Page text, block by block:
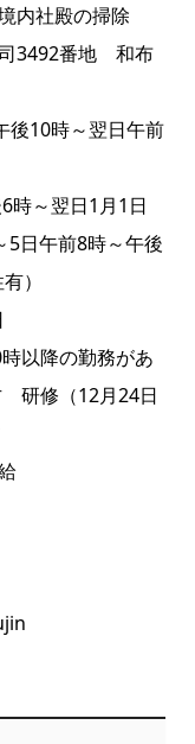
内社殿の掃除
3492番地 和布
後10時～翌日午前
時～翌日1月1日
日午前8時～午後
）
以降の勤務があ
研修（12月24日